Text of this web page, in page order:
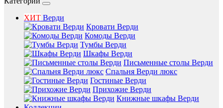
ХИТ Верди
Кровати Верди
Комоды Верди
Тумбы Верди
Шкафы Верди
Письменные столы Верди
Спальня Верди люкс
Гостиные Верди
Прихожие Верди
Книжные шкафы Верди